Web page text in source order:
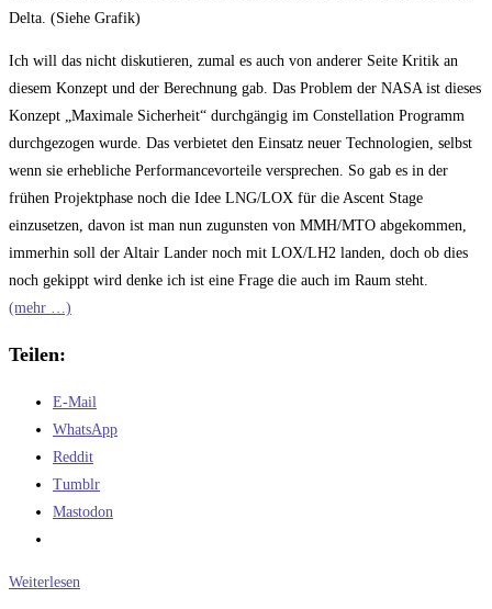
Delta. (Siehe Grafik)
Ich will das nicht diskutieren, zumal es auch von anderer Seite Kritik an
diesem Konzept und der Berechnung gab. Das Problem der NASA ist dieses
Konzept „Maximale Sicherheit“ durchgängig im Constellation Programm
durchgezogen wurde. Das verbietet den Einsatz neuer Technologien, selbst
wenn sie erhebliche Performancevorteile versprechen. So gab es in der
frühen Projektphase noch die Idee LNG/LOX für die Ascent Stage
einzusetzen, davon ist man nun zugunsten von MMH/MTO abgekommen,
immerhin soll der Altair Lander noch mit LOX/LH2 landen, doch ob dies
noch gekippt wird denke ich ist eine Frage die auch im Raum steht.
(mehr …)
Teilen:
E-Mail
WhatsApp
Reddit
Tumblr
Mastodon
Weiterlesen